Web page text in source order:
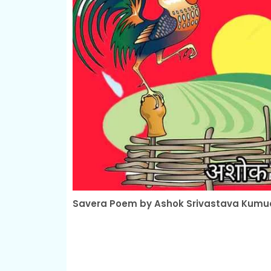
Savera Poem by Ashok Srivastava